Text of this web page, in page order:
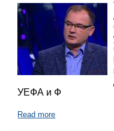
УЕФА и Ф
Read more